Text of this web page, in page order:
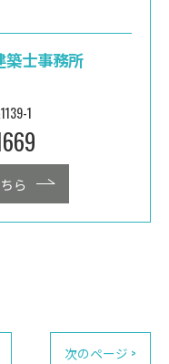
築士事務所
1
ら
次のページ >